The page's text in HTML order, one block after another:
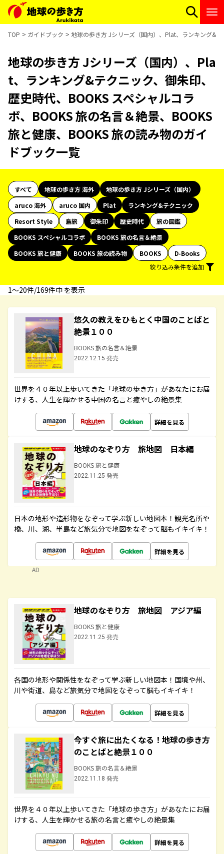
TOP ガイドブック 地球の歩き方 Jシリーズ（国内）、Plat、ランキング&
地球の歩き方 Jシリーズ（国内）、Pla
t、ランキング&テクニック、御朱印、
歴史時代、BOOKS スペシャルコラ
ボ、BOOKS 旅の名言＆絶景、BOOKS
旅と健康、BOOKS 旅の読み物のガイ
ドブック一覧
すべて 地球の歩き方 海外
地球の歩き方 Jシリーズ（国内）
aruco 海外
aruco 国内 Plat
ランキング&テクニック
Resort Style
島旅 御朱印 歴史時代
旅の図鑑
BOOKS スペシャルコラボ
BOOKS 旅の名言＆絶景
BOOKS 旅と健康
BOOKS 旅の読み物 BOOKS
D-Books
絞り込み条件を追加
1〜20件/169件中 を表示
悠久の教えをひもとく中国のことばと
絶景１００
BOOKS 旅の名言＆絶景
2022.12.15 発売
世界を４０年以上歩いてきた「地球の歩き方」があなたにお届
けする、人生を輝かせる中国の名言と癒やしの絶景集
詳細を見る
地球のなぞり方 旅地図 日本編
BOOKS 旅と健康
2022.11.25 発売
日本の地形や造形物をなぞって学ぶ新しい地図本！観光名所や
橋、川、湖、半島など旅気分で地図をなぞって脳もイキイキ！
詳細を見る
AD
地球のなぞり方 旅地図 アジア編
BOOKS 旅と健康
2022.11.25 発売
各国の地形や関係性をなぞって学ぶ新しい地図本！国境や州、
川や街道、島など旅気分で地図をなぞって脳もイキイキ！
詳細を見る
今すぐ旅に出たくなる！地球の歩き方
のことばと絶景１００
BOOKS 旅の名言＆絶景
2022.11.18 発売
世界を４０年以上歩いてきた「地球の歩き方」があなたにお届
けする、人生を輝かせる旅の名言と癒やしの絶景集
詳細を見る